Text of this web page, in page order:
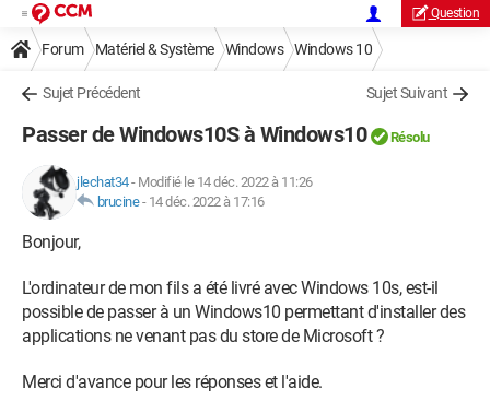
Question
Forum Matériel & Système Windows Windows 10
Sujet Précédent Sujet Suivant
Passer de Windows10S à Windows10 Résolu
jlechat34- Modifié le 14 déc. 2022 à 11:26
brucine- 14 déc. 2022 à 17:16
Bonjour,
L'ordinateur de mon fils a été livré avec Windows 10s, est-il
possible de passer à un Windows10 permettant d'installer des
applications ne venant pas du store de Microsoft ?
Merci d'avance pour les réponses et l'aide.